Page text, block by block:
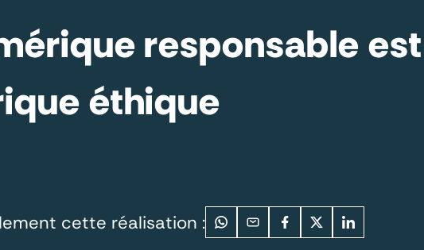
responsable
éthique
cette réalisation :